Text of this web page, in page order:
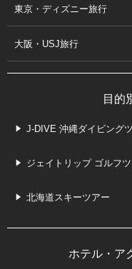
東京・ディズニー旅行
大阪・USJ旅行
目的
J-DIVE 沖縄ダイビング
ジェイトリップ ゴルフ
北海道スキーツアー
ホテル・ア